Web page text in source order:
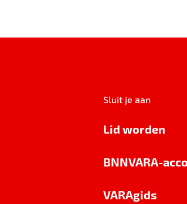
Sluit je aan
Lid worden
BNNVARA-
VARAgids